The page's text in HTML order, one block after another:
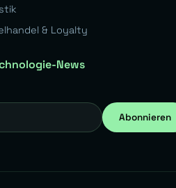
& Loyalty
News
Abonnieren